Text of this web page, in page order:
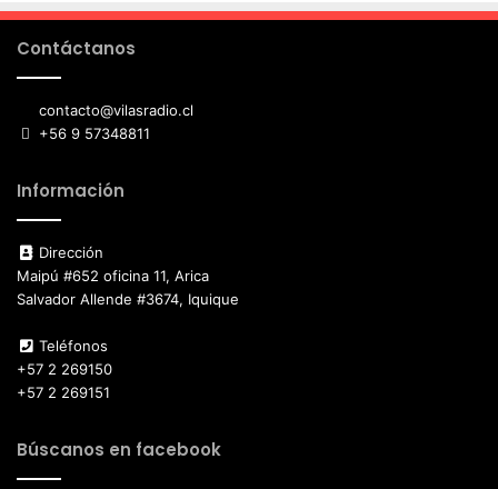
Contáctanos
contacto@vilasradio.cl
+56 9 57348811
Información
Dirección
Maipú #652 oficina 11, Arica
Salvador Allende #3674, Iquique
Teléfonos
+57 2 269150
+57 2 269151
Búscanos en facebook